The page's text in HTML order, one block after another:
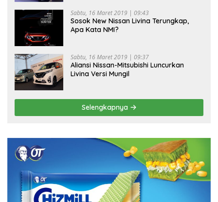
Sabtu, 16 Maret 2019 | 09:43
Sosok New Nissan Livina Terungkap,
Apa Kata NMI?
Sabtu, 16 Maret 2019 | 09:37
Aliansi Nissan-Mitsubishi Luncurkan
Livina Versi Mungil
Selengkapnya